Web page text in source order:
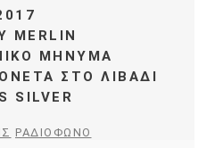
MERLIN
ΜΗΝΥΜΑ
ΣΤΟ ΛΙΒΑΔΙ
SILVER
ΡΑΔΙΟΦΩΝΟ